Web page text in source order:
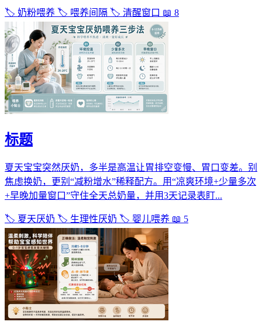
🏷️ 奶粉喂养 🏷️ 喂养间隔 🏷️ 清醒窗口 📖 8
标题
夏天宝宝突然厌奶，多半是高温让胃排空变慢、胃口变差。别
焦虑换奶，更别“减粉增水”稀释配方。用“凉爽环境+少量多次
+早晚加量窗口”守住全天总奶量，并用3天记录表盯...
🏷️ 夏天厌奶 🏷️ 生理性厌奶 🏷️ 婴儿喂养 📖 5